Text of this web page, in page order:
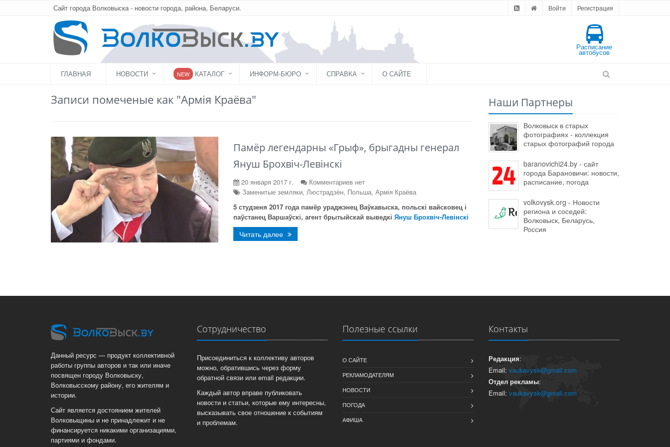
Сайт города Волковыска - новости города, района, Беларуси. Войти Регистрация
Расписание
автобусов
ГЛАВНАЯ НОВОСТИ NEW КАТАЛОГ ИНФОРМ-БЮРО СПРАВКА О САЙТЕ
Записи помеченые как "Армія Краёва"
Памёр легендарны «Грыф», брыгадны генерал
Януш Брохвіч-Левінскі
20 января 2017 г.
Комментариев нет
Заменитые земляки, Люстрадзён, Польша, Армія Краёва
5 студзеня 2017 года памёр ураджэнец Ваўкавыска, польскі вайсковец і
паўстанец Варшаўскі, агент брытыйскай выведкі Януш Брохвіч-Левінскі
Читать далее
Наши Партнеры
Волковыск в старых
фотографиях - коллекция
старых фотографий города
baranovichi24.by - сайт
города Барановичи: новости,
расписание, погода
volkovysk.org - Новости
региона и соседей:
Волковыск, Беларусь,
Россия
Данный ресурс — продукт коллективной
работы группы авторов и так или иначе
посвящен городу Волковыску,
Волковысскому району, его жителям и
истории.
Сайт является достоянием жителей
Волковыщины и не принадлежит и не
финансируется никакими организациями,
партиями и фондами.
Сотрудничество
Присоединиться к коллективу авторов
можно, обратившись через форму
обратной связи или email редакции.
Каждый автор вправе публиковать
новости и статьи, которые ему интересны,
высказывать свое отношение к событиям
и проблемам.
Полезные ссылки
О САЙТЕ
РЕКЛАМОДАТЕЛЯМ
НОВОСТИ
ПОГОДА
АФИША
Контакты
Редакция:
Email: vaukavysk@gmail.com
Отдел рекламы:
Email: vaukavysk@gmail.com